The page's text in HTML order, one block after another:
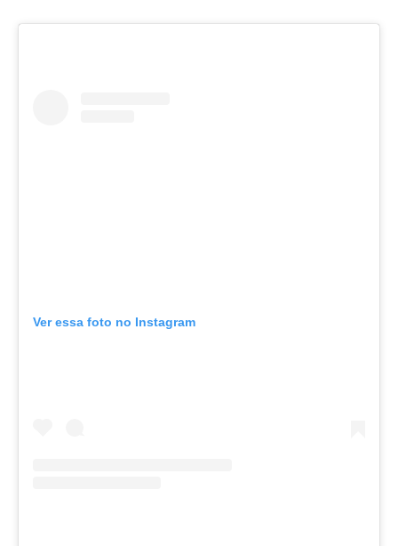
Ver essa foto no Instagram